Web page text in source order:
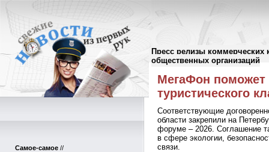
Пресс релизы коммерческих
общественных организаций
Самое-самое //
Пресс-релизы//
МегаФон поможет
туристического
Соответствующие
области закрепили на
форуме – 2026. Соглашение
в сфере экологии,
связи.